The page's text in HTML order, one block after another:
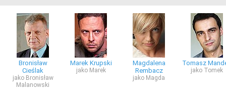
Bronisław
Cieślak
jako Bronisław
Malanowski
Marek Krupski
jako Marek
Magdalena
Rembacz
jako Magda
Tomasz
jako Tomek